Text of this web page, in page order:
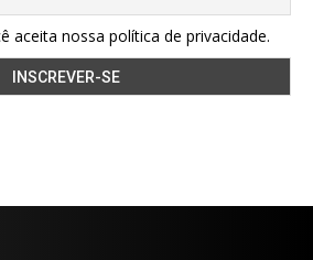
aceita nossa política de privacidade.